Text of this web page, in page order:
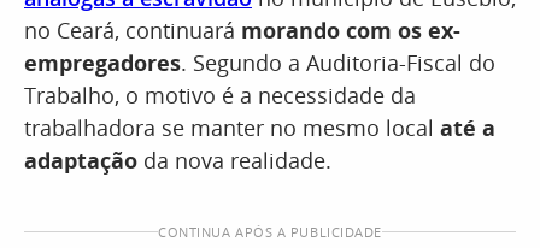
no Ceará, continuará morando com os ex-
empregadores. Segundo a Auditoria-Fiscal do
Trabalho, o motivo é a necessidade da
trabalhadora se manter no mesmo local até a
adaptação da nova realidade.
CONTINUA APÓS A PUBLICIDADE